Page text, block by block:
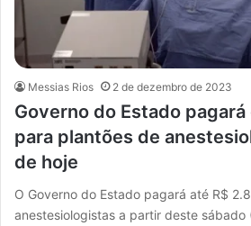
Messias Rios 2 de dezembro de 2023
Governo do Estado pagará
para plantões de
de hoje
O Governo do Estado pagará até R$
anestesiologistas a partir deste sábado